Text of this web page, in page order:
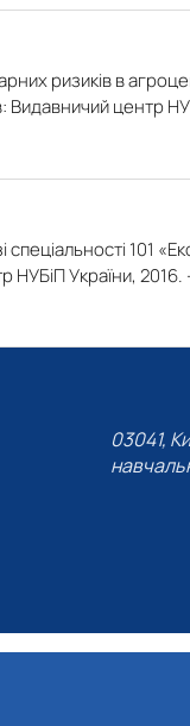
ризиків в
центр
спеціальності 101
України, 2016.
03041,